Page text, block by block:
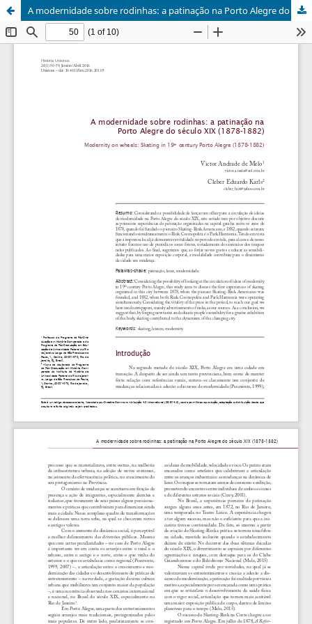
A modernidade sobre rodinhas: a patinação na Porto Alegre do século XIX (1878-1882)